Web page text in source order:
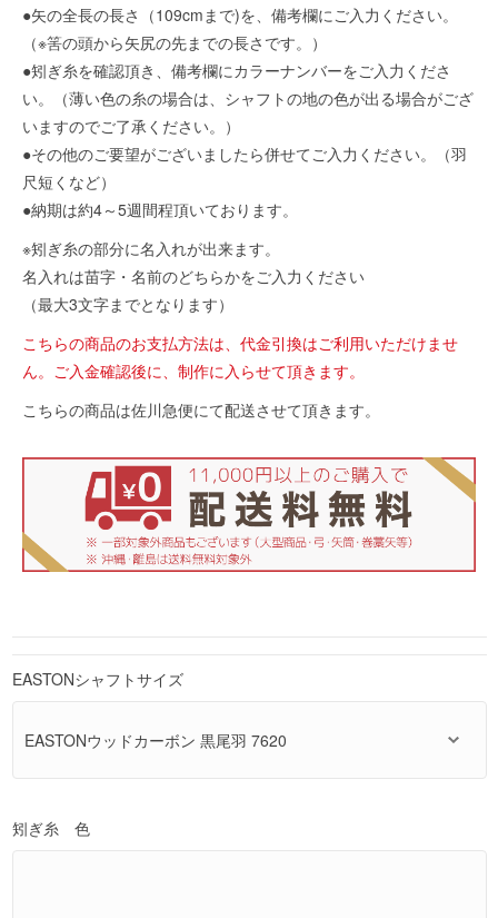
●矢の全長の長さ（109cmまで)を、備考欄にご入力ください。
（※筈の頭から矢尻の先までの長さです。）
●矧ぎ糸を確認頂き、備考欄にカラーナンバーをご入力くださ
い。（薄い色の糸の場合は、シャフトの地の色が出る場合がござ
いますのでご了承ください。）
●その他のご要望がございましたら併せてご入力ください。（羽
尺短くなど）
●納期は約4～5週間程頂いております。
※矧ぎ糸の部分に名入れが出来ます。
名入れは苗字・名前のどちらかをご入力ください
（最大3文字までとなります）
こちらの商品のお支払方法は、代金引換はご利用いただけませ
ん。ご入金確認後に、制作に入らせて頂きます。
こちらの商品は佐川急便にて配送させて頂きます。
EASTONシャフトサイズ
矧ぎ糸 色